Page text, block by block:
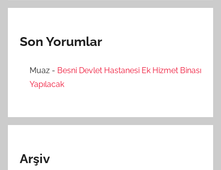
Son Yorumlar
Muaz - Besni Devlet Hastanesi Ek Hizmet Binası
Yapılacak
Arşiv